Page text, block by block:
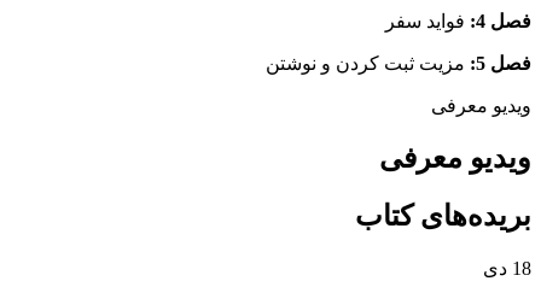
فصل 4: فواید سفر
فصل 5: مزیت ثبت کردن و نوشتن
ویدیو معرفی
ویدیو معرفی
بریده‌های کتاب
18 دی